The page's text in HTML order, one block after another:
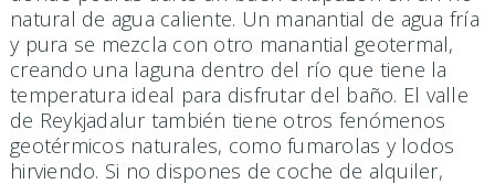
natural de agua caliente. Un manantial de agua fría
y pura se mezcla con otro manantial geotermal,
creando una laguna dentro del río que tiene la
temperatura ideal para disfrutar del baño. El valle
de Reykjadalur también tiene otros fenómenos
geotérmicos naturales, como fumarolas y lodos
hirviendo. Si no dispones de coche de alquiler,